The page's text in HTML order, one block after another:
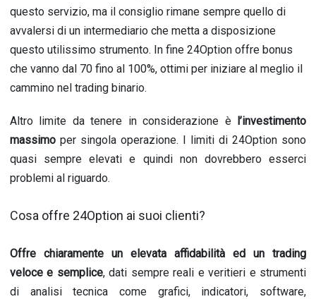
questo servizio, ma il consiglio rimane sempre quello di
avvalersi di un intermediario che metta a disposizione
questo utilissimo strumento. In fine 24Option offre bonus
che vanno dal 70 fino al 100%, ottimi per iniziare al meglio il
cammino nel trading binario.
Altro limite da tenere in considerazione è l’investimento
massimo per singola operazione. I limiti di 24Option sono
quasi sempre elevati e quindi non dovrebbero esserci
problemi al riguardo.
Cosa offre 24Option ai suoi clienti?
Offre chiaramente un elevata affidabilità ed un trading
veloce e semplice, dati sempre reali e veritieri e strumenti
di analisi tecnica come grafici, indicatori, software,